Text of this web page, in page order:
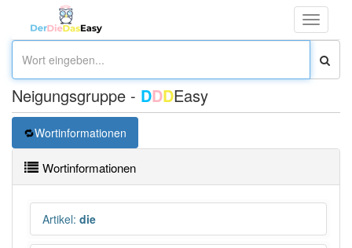
Toggle
Neigungsgruppe - DDDEasy
Wortinformationen
Wortinformationen
Artikel: die